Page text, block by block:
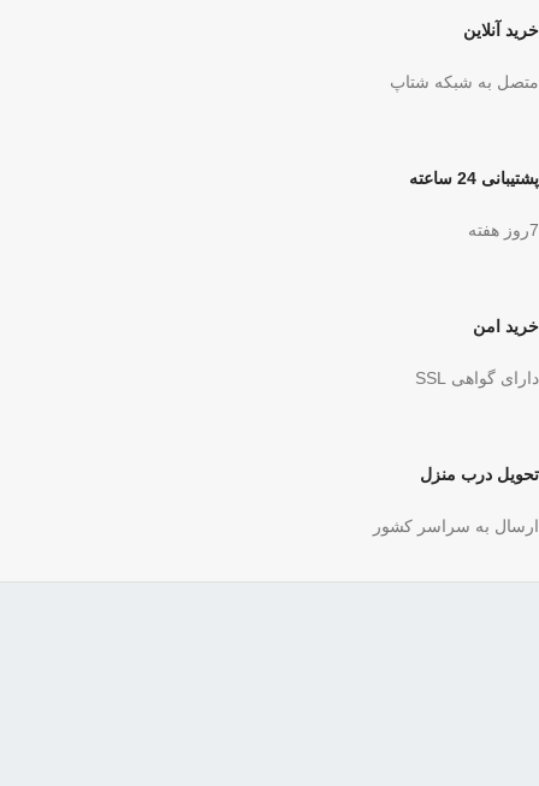
خرید آنلاین
متصل به شبکه شتاپ
پشتیبانی 24 ساعته
7روز هفته
خرید امن
دارای گواهی SSL
تحویل درب منزل
ارسال به سراسر کشور